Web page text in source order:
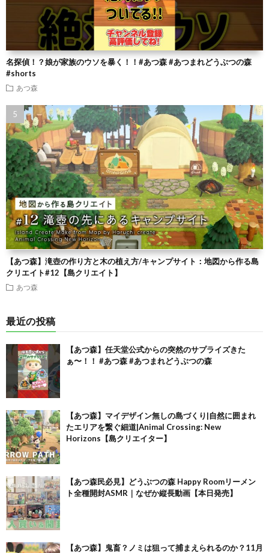
名探偵！？娘が家族のウソを暴く！！#あつ森 #あつまれどうぶつの森
#shorts
あつ森
【あつ森】滝壺の作り方と木の植え方/キャンプサイト：地図から作る島
クリエイト#12【島クリエイト】
あつ森
最近の投稿
【あつ森】任天堂公式からの突然のサプライズきた
ぁ〜！！ #あつ森 #あつまれどうぶつの森
【あつ森】マイデザイン無しの島づくり|自然に囲まれ
たエリアを繋ぐ細道|Animal Crossing: New
Horizons【島クリエイター】
【あつ森民必見】どうぶつの森 Happy Roomリーメン
ト全種開封ASMR｜なぜか縦長動画【本日発売】
【あつ森】鬼畜？ノミは狙って捕まえられるのか？11月